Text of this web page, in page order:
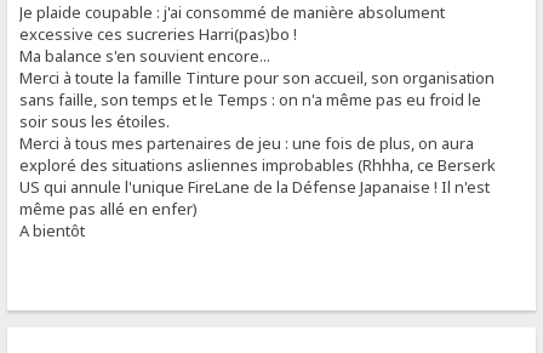
Je plaide coupable : j'ai consommé de manière absolument
excessive ces sucreries Harri(pas)bo !
Ma balance s'en souvient encore...
Merci à toute la famille Tinture pour son accueil, son organisation
sans faille, son temps et le Temps : on n'a même pas eu froid le
soir sous les étoiles.
Merci à tous mes partenaires de jeu : une fois de plus, on aura
exploré des situations asliennes improbables (Rhhha, ce Berserk
US qui annule l'unique FireLane de la Défense Japanaise ! Il n'est
même pas allé en enfer)
A bientôt